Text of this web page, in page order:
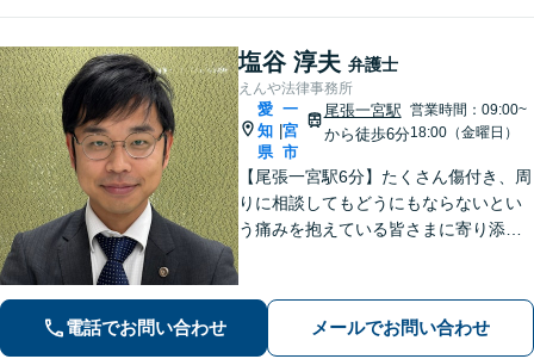
塩谷 淳夫 弁護士
えんや法律事務所
愛
知
県
|
一
宮
市
尾張一宮駅
から徒歩6分
営業時間：09:00~
18:00（金曜日）
【尾張一宮駅6分】たくさん傷付き、周
りに相談してもどうにもならないとい
う痛みを抱えている皆さまに寄り添
は2時間5500円】【完全個室】
電話でお問い合わせ メールでお問い合わせ